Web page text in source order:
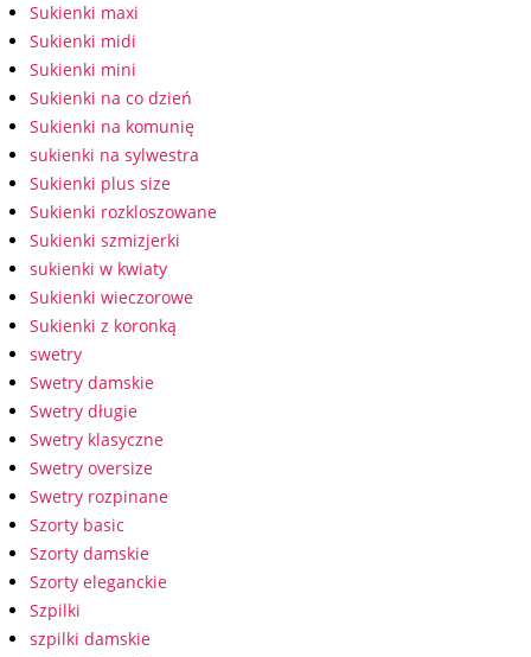
Sukienki maxi
Sukienki midi
Sukienki mini
Sukienki na co dzień
Sukienki na komunię
sukienki na sylwestra
Sukienki plus size
Sukienki rozkloszowane
Sukienki szmizjerki
sukienki w kwiaty
Sukienki wieczorowe
Sukienki z koronką
swetry
Swetry damskie
Swetry długie
Swetry klasyczne
Swetry oversize
Swetry rozpinane
Szorty basic
Szorty damskie
Szorty eleganckie
Szpilki
szpilki damskie